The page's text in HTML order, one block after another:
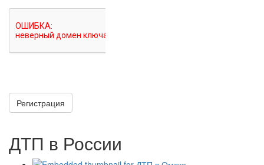
Регистрация
ДТП в России